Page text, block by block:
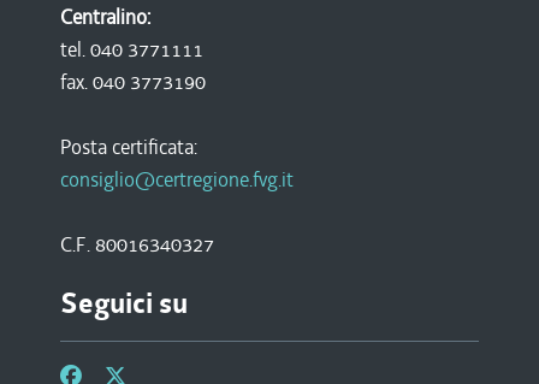
Centralino:
tel. 040 3771111
fax. 040 3773190
Posta certificata:
consiglio@certregione.fvg.it
C.F. 80016340327
Seguici su